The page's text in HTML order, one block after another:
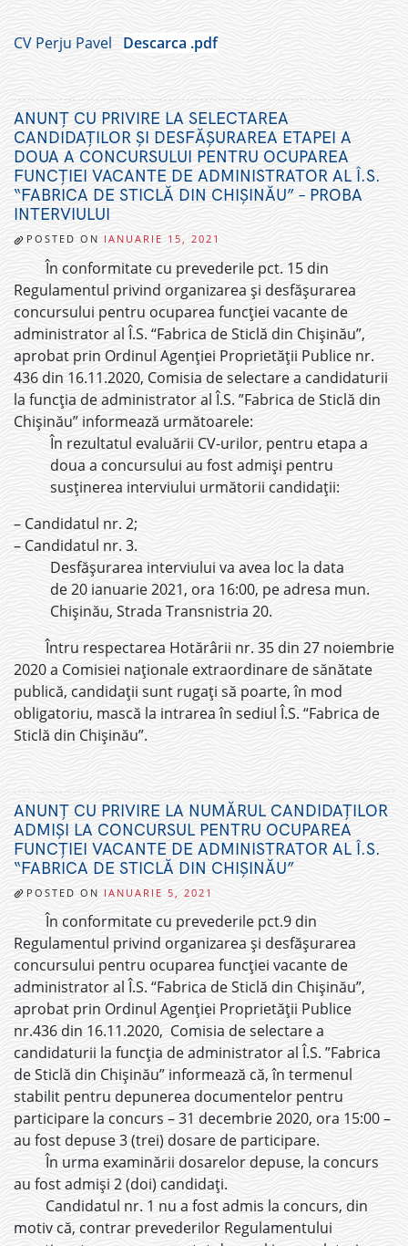
CV Perju Pavel Descarca .pdf
ANUNȚ CU PRIVIRE LA SELECTAREA
CANDIDAȚILOR ȘI DESFĂȘURAREA ETAPEI A
DOUA A CONCURSULUI PENTRU OCUPAREA
FUNCȚIEI VACANTE DE ADMINISTRATOR AL Î.S.
“FABRICA DE STICLĂ DIN CHIȘINĂU” – PROBA
INTERVIULUI
POSTED ON IANUARIE 15, 2021
În conformitate cu prevederile pct. 15 din
Regulamentul privind organizarea și desfășurarea
concursului pentru ocuparea funcției vacante de
administrator al Î.S. “Fabrica de Sticlă din Chișinău”,
aprobat prin Ordinul Agenției Proprietății Publice nr.
436 din 16.11.2020, Comisia de selectare a candidaturii
la funcția de administrator al Î.S. ”Fabrica de Sticlă din
Chișinău” informează următoarele:
În rezultatul evaluării CV-urilor, pentru etapa a
doua a concursului au fost admiși pentru
susținerea interviului următorii candidații:
– Candidatul nr. 2;
– Candidatul nr. 3.
Desfășurarea interviului va avea loc la data
de 20 ianuarie 2021, ora 16:00, pe adresa mun.
Chișinău, Strada Transnistria 20.
Întru respectarea Hotărârii nr. 35 din 27 noiembrie
2020 a Comisiei naționale extraordinare de sănătate
publică, candidații sunt rugați să poarte, în mod
obligatoriu, mască la intrarea în sediul Î.S. “Fabrica de
Sticlă din Chișinău”.
ANUNȚ CU PRIVIRE LA NUMĂRUL CANDIDAȚILOR
ADMIȘI LA CONCURSUL PENTRU OCUPAREA
FUNCȚIEI VACANTE DE ADMINISTRATOR AL Î.S.
“FABRICA DE STICLĂ DIN CHIȘINĂU”
POSTED ON IANUARIE 5, 2021
În conformitate cu prevederile pct.9 din
Regulamentul privind organizarea și desfășurarea
concursului pentru ocuparea funcției vacante de
administrator al Î.S. “Fabrica de Sticlă din Chișinău”,
aprobat prin Ordinul Agenției Proprietății Publice
nr.436 din 16.11.2020, Comisia de selectare a
candidaturii la funcția de administrator al Î.S. ”Fabrica
de Sticlă din Chișinău” informează că, în termenul
stabilit pentru depunerea documentelor pentru
participare la concurs – 31 decembrie 2020, ora 15:00 –
au fost depuse 3 (trei) dosare de participare.
În urma examinării dosarelor depuse, la concurs
au fost admiși 2 (doi) candidați.
Candidatul nr. 1 nu a fost admis la concurs, din
motiv că, contrar prevederilor Regulamentului